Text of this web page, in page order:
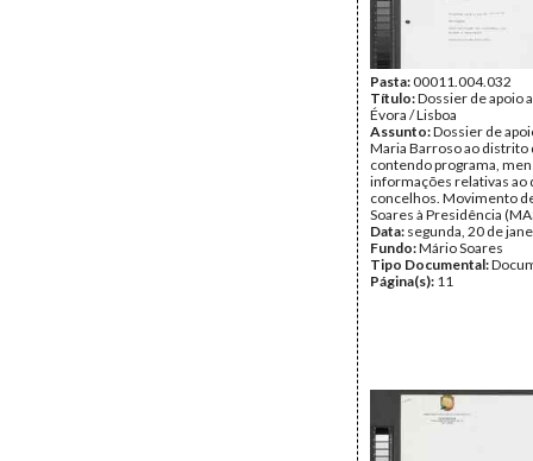
Pasta:00011.004.032
Título:Dossier de apoio
Évora / Lisboa
Assunto:Dossier de
Maria Barroso ao distrito
contendo programa,
informações relativas ao
concelhos. Movimento
Soares à Presidência
Data: segunda, 20 de
Fundo:Mário Soares
Tipo Documental:
Página(s): 11